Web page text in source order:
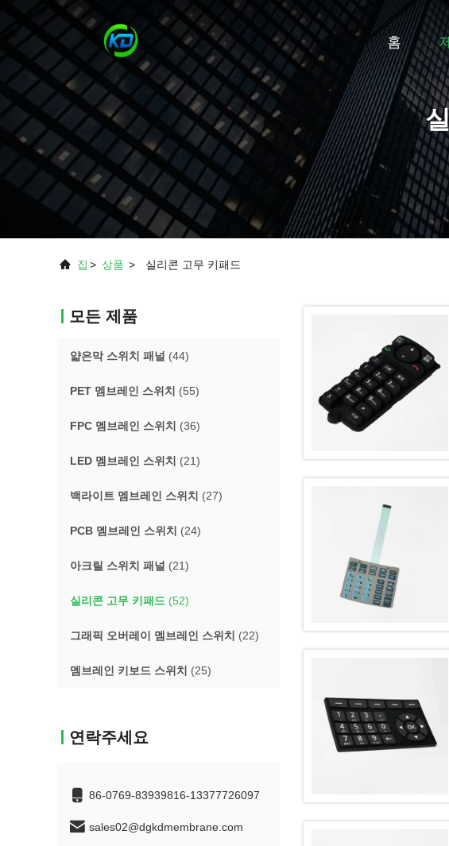
홈
집 > 상품 > 실리콘 고무 키패드
모든 제품
얇은막 스위치 패널 (44)
PET 멤브레인 스위치 (55)
FPC 멤브레인 스위치 (36)
LED 멤브레인 스위치 (21)
백라이트 멤브레인 스위치 (27)
PCB 멤브레인 스위치 (24)
아크릴 스위치 패널 (21)
실리콘 고무 키패드 (52)
그래픽 오버레이 멤브레인 스위치 (22)
멤브레인 키보드 스위치 (25)
연락주세요
86-0769-83939816-13377726097
sales02@dgkdmembrane.com